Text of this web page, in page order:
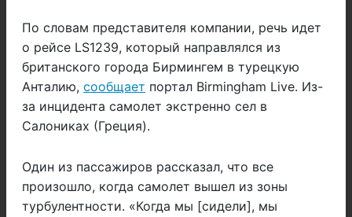
По словам представителя компании, речь идет
о рейсе LS1239, который направлялся из
британского города Бирмингем в турецкую
Анталию, сообщает портал Birmingham Live. Из-
за инцидента самолет экстренно сел в
Салониках (Греция).
Один из пассажиров рассказал, что все
произошло, когда самолет вышел из зоны
турбулентности. «Когда мы [сидели], мы